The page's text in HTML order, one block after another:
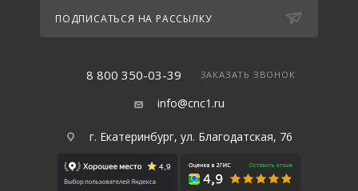
ПОДПИСАТЬСЯ НА РАССЫЛКУ
8 800 350-03-39 ЗАКАЗАТЬ ЗВОНОК
info@cnc1.ru
г. Екатеринбург, ул. Благодатская, 76